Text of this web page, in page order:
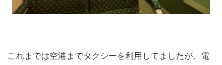
これまでは空港までタクシーを利用してましたが、電